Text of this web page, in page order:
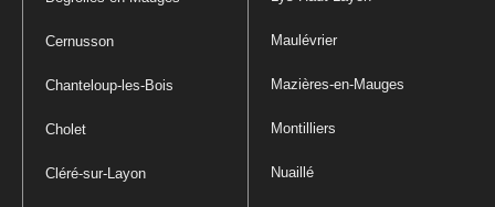
Cernusson
Chanteloup-les-Bois
Cholet
Cléré-sur-Layon
Maulévrier
Mazières-en-Mauges
Montilliers
Nuaillé